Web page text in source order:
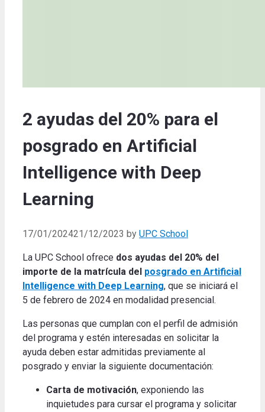
2 ayudas del 20% para el
posgrado en Artificial
Intelligence with Deep
Learning
17/01/202421/12/2023 by UPC School
La UPC School ofrece dos ayudas del 20% del
importe de la matrícula del posgrado en Artificial
Intelligence with Deep Learning, que se iniciará el
5 de febrero de 2024 en modalidad presencial.
Las personas que cumplan con el perfil de admisión
del programa y estén interesadas en solicitar la
ayuda deben estar admitidas previamente al
posgrado y enviar la siguiente documentación:
Carta de motivación, exponiendo las
inquietudes para cursar el programa y solicitar